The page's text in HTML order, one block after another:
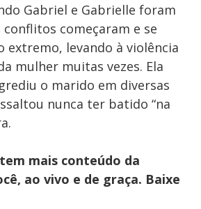
Gabriel e Gabrielle foram
começaram e se
extremo, levando à violência
mulher muitas vezes. Ela
o marido em diversas
nunca ter batido “na
mais conteúdo da
ao vivo e de graça. Baixe